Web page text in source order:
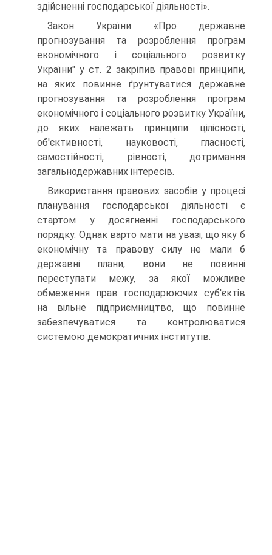
здійсненні господарської діяльності».
Закон України «Про державне
прогнозування та розроблення програм
економічного і соціального розвитку
України" у ст. 2 за­кріпив правові принципи,
на яких повинне ґрунтуватися державне
прогнозування та розроблення програм
економічного і соціаль­ного розвитку України,
до яких належать принципи: цілісності,
об'єктивності, науковості, гласності,
самостійності, рівності, до­тримання
загальнодержавних інтересів.
Використання правових засобів у процесі
планування господар­ської діяльності є
стартом у досягненні господарського
порядку. Однак варто мати на увазі, що яку б
економічну та правову силу не мали б
державні плани, вони не повинні
переступати межу, за якої можливе
обмеження прав господарюючих суб'єктів
на вільне підприємництво, що повинне
забезпечуватися та контролюватися
системою демократичних інститутів.